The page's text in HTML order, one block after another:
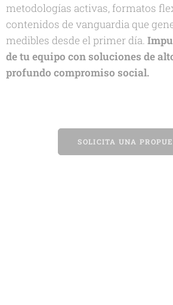
metodologías activas, formatos
contenidos de vanguardia que
medibles desde el primer día.
de tu equipo con soluciones de
profundo compromiso social.
SOLICITA UNA